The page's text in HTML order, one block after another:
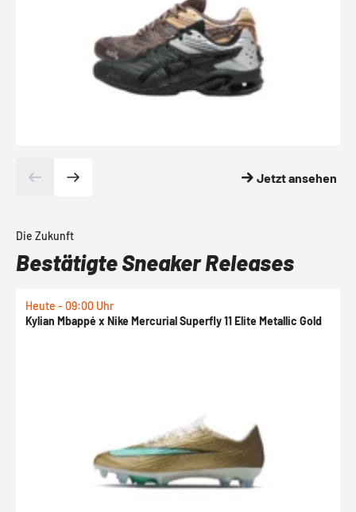
Jetzt ansehen
Die Zukunft
Bestätigte Sneaker Releases
Heute - 09:00 Uhr
Kylian Mbappé x Nike Mercurial Superfly 11 Elite Metallic Gold